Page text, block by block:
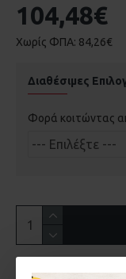
104,48€
Χωρίς ΦΠΑ: 84,26€
Διαθέσιμες
Φορά κοιτώντας